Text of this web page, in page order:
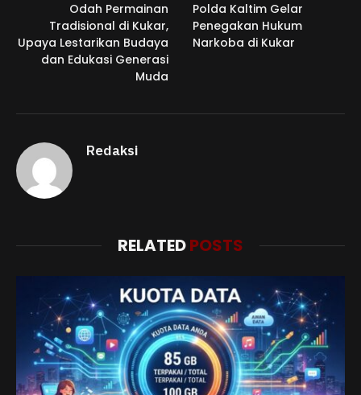
Odah Permainan
Tradisional di Kukar,
Upaya Lestarikan Budaya
dan Edukasi Generasi
Muda
Polda Kaltim Gelar
Penegakan Hukum
Narkoba di Kukar
Redaksi
RELATEDPOSTS